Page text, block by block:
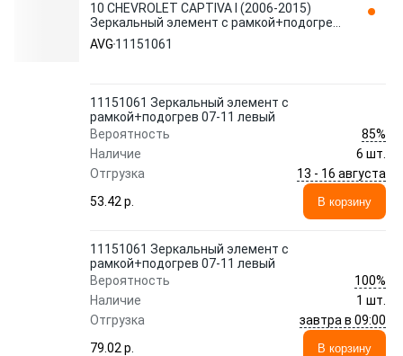
10 CHEVROLET CAPTIVA I (2006-2015)
Зеркальный элемент с рамкой+подогрев
07-11 л 11151061 AVG
AVG 11151061
11151061 Зеркальный элемент с
рамкой+подогрев 07-11 левый
Вероятность
85%
Наличие
6 шт.
Отгрузка
13 - 16 августа
53.42 p.
В корзину
11151061 Зеркальный элемент с
рамкой+подогрев 07-11 левый
Вероятность
100%
Наличие
1 шт.
Отгрузка
завтра в 09:00
79.02 p.
В корзину